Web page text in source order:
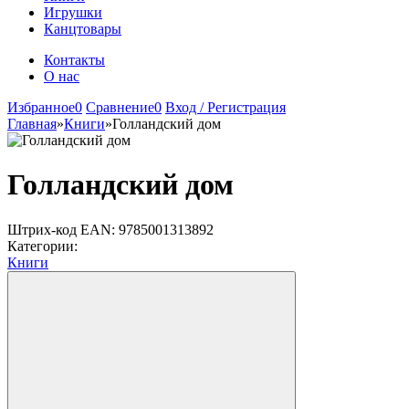
Игрушки
Канцтовары
Контакты
О нас
Избранное0 Сравнение0 Вход / Регистрация
Главная»Книги»Голландский дом
Голландский дом
Штрих-код EAN: 9785001313892
Категории:
Книги